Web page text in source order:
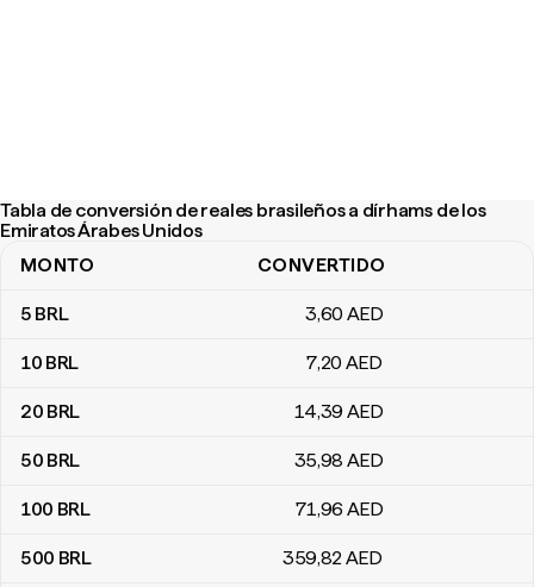
Tabla de conversión de reales brasileños a dírhams de los
Emiratos Árabes Unidos
Tabla de conversión de reales brasileños a dírhams de los
MONTO CONVERTIDO
5 BRL 3,60 AED
10 BRL 7,20 AED
20 BRL 14,39 AED
50 BRL 35,98 AED
100 BRL 71,96 AED
500 BRL 359,82AED